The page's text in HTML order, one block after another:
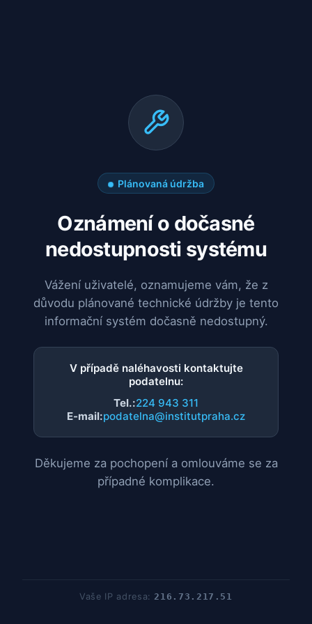
Plánovaná údržba
Oznámení o dočasné
nedostupnosti systému
Vážení uživatelé, oznamujeme vám, že z
důvodu plánované technické údržby je tento
informační systém dočasně nedostupný.
V případě naléhavosti kontaktujte
podatelnu:
Tel.:224 943 311
E-mail:podatelna@institutpraha.cz
Děkujeme za pochopení a omlouváme se za
případné komplikace.
Vaše IP adresa:216.73.217.51